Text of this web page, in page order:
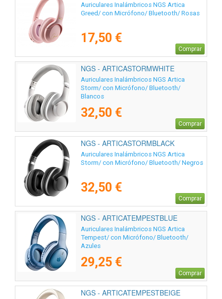
Auriculares Inalámbricos NGS Artica
Greed/ con Micrófono/ Bluetooth/ Rosas
17,50 €
Comprar
NGS - ARTICASTORMWHITE
Auriculares Inalámbricos NGS Artica
Storm/ con Micrófono/ Bluetooth/
Blancos
32,50 €
Comprar
NGS - ARTICASTORMBLACK
Auriculares Inalámbricos NGS Artica
Storm/ con Micrófono/ Bluetooth/ Negros
32,50 €
Comprar
NGS - ARTICATEMPESTBLUE
Auriculares Inalámbricos NGS Artica
Tempest/ con Micrófono/ Bluetooth/
Azules
29,25 €
Comprar
NGS - ARTICATEMPESTBEIGE